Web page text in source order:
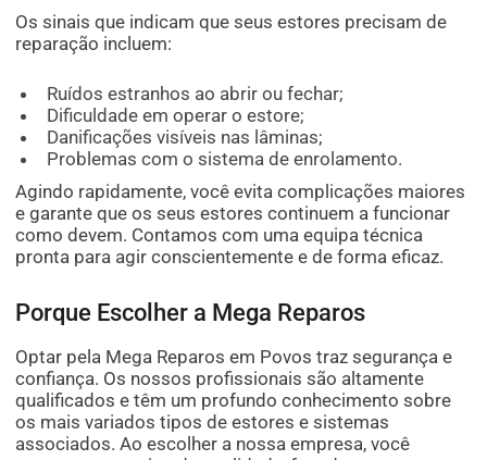
Os sinais que indicam que seus estores precisam de
reparação incluem:
Ruídos estranhos ao abrir ou fechar;
Dificuldade em operar o estore;
Danificações visíveis nas lâminas;
Problemas com o sistema de enrolamento.
Agindo rapidamente, você evita complicações maiores
e garante que os seus estores continuem a funcionar
como devem. Contamos com uma equipa técnica
pronta para agir conscientemente e de forma eficaz.
Porque Escolher a Mega Reparos
Optar pela Mega Reparos em Povos traz segurança e
confiança. Os nossos profissionais são altamente
qualificados e têm um profundo conhecimento sobre
os mais variados tipos de estores e sistemas
associados. Ao escolher a nossa empresa, você